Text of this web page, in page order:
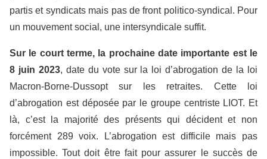
partis et syndicats mais pas de front politico-syndical. Pour
un mouvement social, une intersyndicale suffit.
Sur le court terme, la prochaine date importante est le
8 juin 2023, date du vote sur la loi d’abrogation de la loi
Macron-Borne-Dussopt sur les retraites. Cette loi
d’abrogation est déposée par le groupe centriste LIOT. Et
là, c’est la majorité des présents qui décident et non
forcément 289 voix. L’abrogation est difficile mais pas
impossible. Tout doit être fait pour assurer le succès de